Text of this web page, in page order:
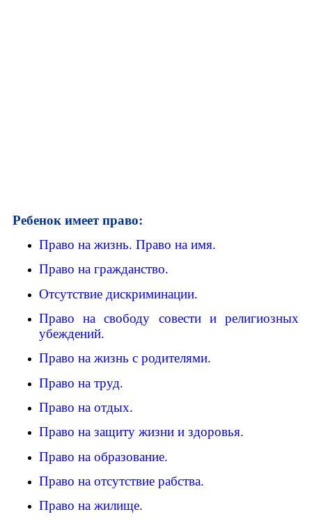
Ребенок имеет право:
Право на жизнь. Право на имя.
Право на гражданство.
Отсутствие дискриминации.
Право на свободу совести и религиозных
убеждений.
Право на жизнь с родителями.
Право на труд.
Право на отдых.
Право на защиту жизни и здоровья.
Право на образование.
Право на отсутствие рабства.
Право на жилище.